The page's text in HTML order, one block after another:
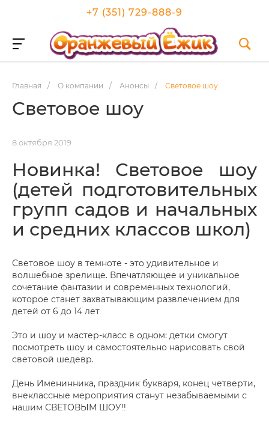
+7 (351) 729-888-9
Главная / О компании / Анонсы / Световое шоу
Световое шоу
8 октября 2019
Новинка! Световое шоу
(детей подготовительных
групп садов и начальных
и средних классов школ)
Световое шоу в темноте - это удивительное и
волшебное зрелище. Впечатляющее и уникальное
сочетание фантазии и современных технологий,
которое станет захватывающим развлечением для
детей от 6 до 14 лет
Это и шоу и мастер-класс в одном: детки смогут
посмотреть шоу и самостоятельно нарисовать свой
световой шедевр.
День Именинника, праздник букваря, конец четверти,
внеклассные мероприятия станут незабываемыми с
нашим СВЕТОВЫМ ШОУ!!